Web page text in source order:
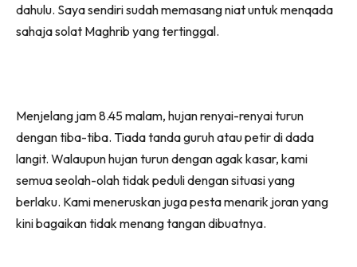
dahulu. Saya sendiri sudah memasang niat untuk menqada
sahaja solat Maghrib yang tertinggal.
Menjelang jam 8.45 malam, hujan renyai-renyai turun
dengan tiba-tiba. Tiada tanda guruh atau petir di dada
langit. Walaupun hujan turun dengan agak kasar, kami
semua seolah-olah tidak peduli dengan situasi yang
berlaku. Kami meneruskan juga pesta menarik joran yang
kini bagaikan tidak menang tangan dibuatnya.